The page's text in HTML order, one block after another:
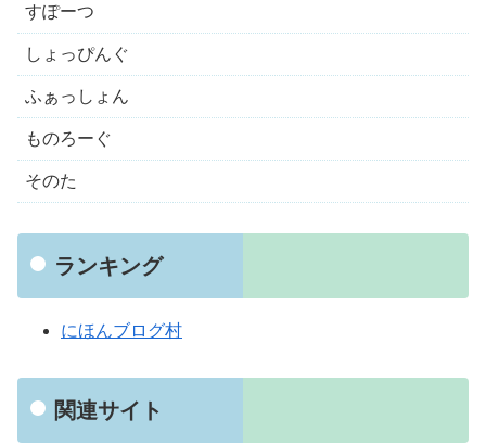
すぽーつ
しょっぴんぐ
ふぁっしょん
ものろーぐ
そのた
ランキング
にほんブログ村
関連サイト